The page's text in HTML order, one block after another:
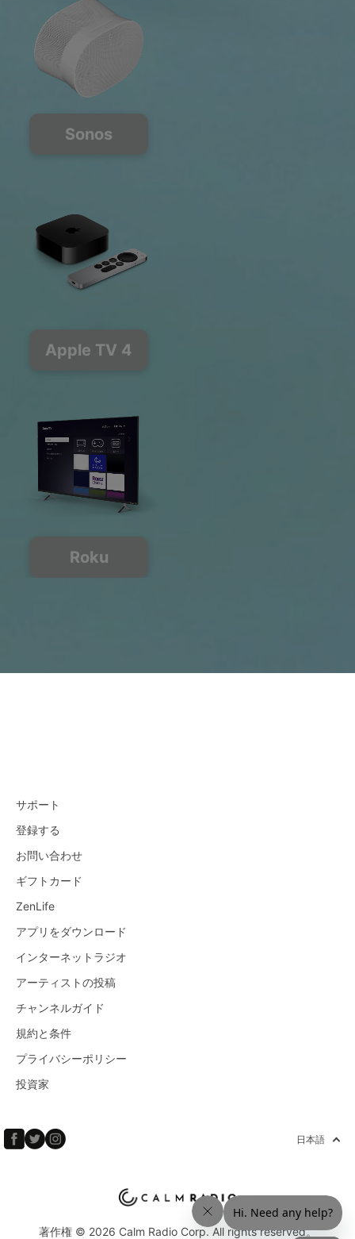
Sonos
Apple TV 4
Roku
サポート
登録する
お問い合わせ
ギフトカード
ZenLife
アプリをダウンロード
インターネットラジオ
アーティストの投稿
チャンネルガイド
規約と条件
プライバシーポリシー
投資家
日本語
著作権 © 2026 Calm Radio Corp. All rights reserved。